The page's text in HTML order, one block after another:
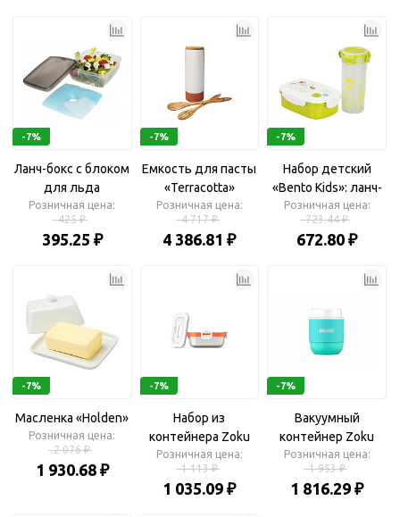
-7%
Ланч-бокс с блоком
для льда
Розничная цена:
425 ₽
395.25 ₽
-7%
Емкость для пасты
«Terracotta»
Розничная цена:
4 717 ₽
4 386.81 ₽
-7%
Набор детский
«Bento Kids»: ланч-
бокс, бутылка
Розничная цена:
723.44 ₽
672.80 ₽
-7%
Масленка «Holden»
Розничная цена:
2 076 ₽
1 930.68 ₽
-7%
Набор из
контейнера Zoku
«Neat Stack» и
охлаждающего
блока
Розничная цена:
1 113 ₽
1 035.09 ₽
-7%
Вакуумный
контейнер Zoku
«Neat Stack»
Розничная цена:
1 953 ₽
1 816.29 ₽